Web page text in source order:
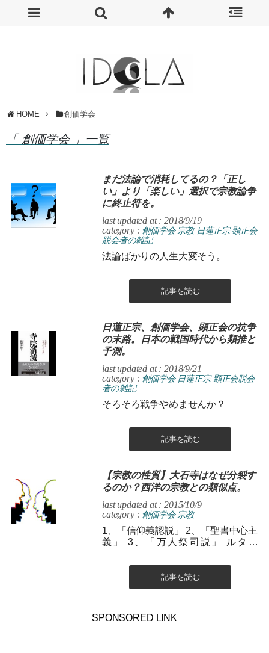
HOME 創価学会
「 創価学会 」一覧
まだ法論で消耗してるの？「正し
い」より「楽しい」選択で宗教論争
に終止符を。
last updated at : 2018/9/19
category : 創価学会 宗教 日蓮正宗 顕正会
脱会者の雑記
法論ばかりの人生大変そう。
記事を読む
日蓮正宗、創価学会、顕正会の抗争
の末路。日本の戦国時代から類推と
予測。
last updated at : 2018/9/21
category : 創価学会 日蓮正宗 顕正会脱会
者の雑記
そろそろ戦争やめませんか？
記事を読む
【宗教の性質】大石寺はなぜ分裂す
るのか？西洋の宗教との類似点。
last updated at : 2015/10/9
category : 創価学会 宗教
1、「信仰義認説」 2、「聖書中心主
義」 3、「万人祭司説」 ルター
トリック一辺...
記事を読む
SPONSORED LINK